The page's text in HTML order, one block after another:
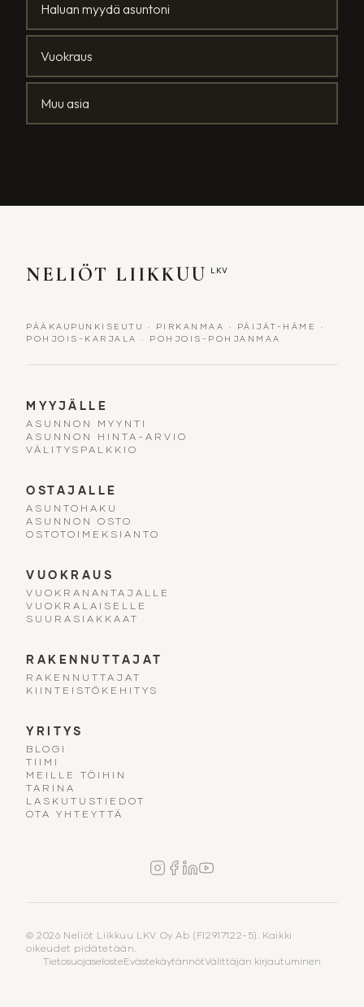
Haluan myydä asuntoni
Vuokraus
Muu asia
NELIÖT LIIKKUU LKV
PÄÄKAUPUNKISEUTU · PIRKANMAA · PÄIJÄT-HÄME
·
POHJOIS-KARJALA
· POHJOIS-POHJANMAA
MYYJÄLLE
ASUNNON MYYNTI
ASUNNON HINTA-ARVIO
VÄLITYSPALKKIO
OSTAJALLE
ASUNTOHAKU
ASUNNON OSTO
OSTOTOIMEKSIANTO
VUOKRAUS
VUOKRANANTAJALLE
VUOKRALAISELLE
SUURASIAKKAAT
RAKENNUTTAJAT
RAKENNUTTAJAT
KIINTEISTÖKEHITYS
YRITYS
BLOGI
TIIMI
MEILLE TÖIHIN
TARINA
LASKUTUSTIEDOT
OTA YHTEYTTÄ
© 2026 Neliöt Liikkuu LKV Oy Ab (FI2917122-5). Kaikki
oikeudet pidätetään.
TietosuojaselosteEvästekäytännötVälittäjän kirjautuminen